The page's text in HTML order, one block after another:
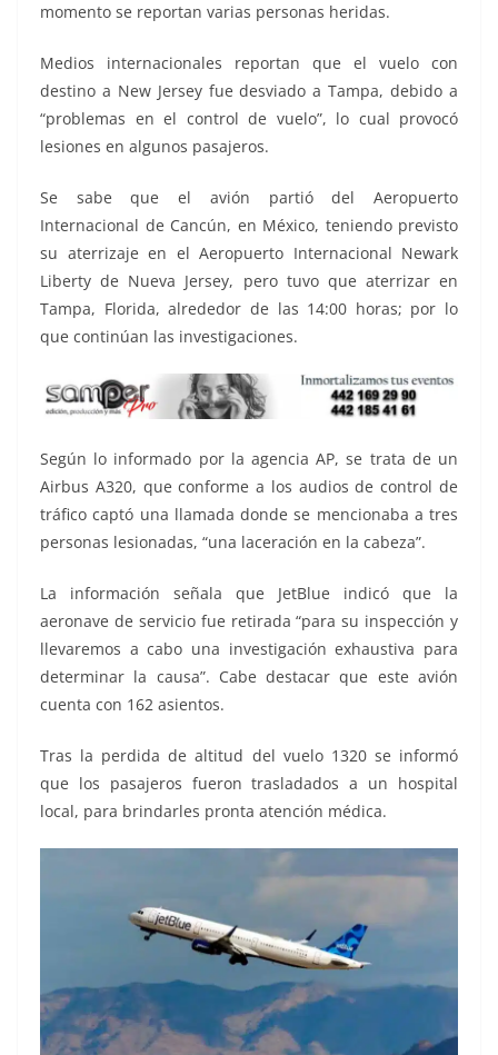
momento se reportan varias personas heridas.
Medios internacionales reportan que el vuelo con
destino a New Jersey fue desviado a Tampa, debido a
“problemas en el control de vuelo”, lo cual provocó
lesiones en algunos pasajeros.
Se sabe que el avión partió del Aeropuerto
Internacional de Cancún, en México, teniendo previsto
su aterrizaje en el Aeropuerto Internacional Newark
Liberty de Nueva Jersey, pero tuvo que aterrizar en
Tampa, Florida, alrededor de las 14:00 horas; por lo
que continúan las investigaciones.
Según lo informado por la agencia AP, se trata de un
Airbus A320, que conforme a los audios de control de
tráfico captó una llamada donde se mencionaba a tres
personas lesionadas, “una laceración en la cabeza”.
La información señala que JetBlue indicó que la
aeronave de servicio fue retirada “para su inspección y
llevaremos a cabo una investigación exhaustiva para
determinar la causa”. Cabe destacar que este avión
cuenta con 162 asientos.
Tras la perdida de altitud del vuelo 1320 se informó
que los pasajeros fueron trasladados a un hospital
local, para brindarles pronta atención médica.